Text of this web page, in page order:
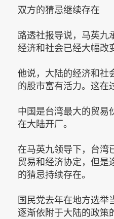
双方的猜忌继续存在
路透社报导说，马英九
经济和社会已经大幅改
他说，大陆的经济和社
的股市富有活力。这在
中国是台湾最大的贸易
在大陆开厂。
在马英九领导下，台湾
贸易和经济协定，但是
的猜忌持续存在。
国民党去年在地方选举
逐渐依附于大陆的政策